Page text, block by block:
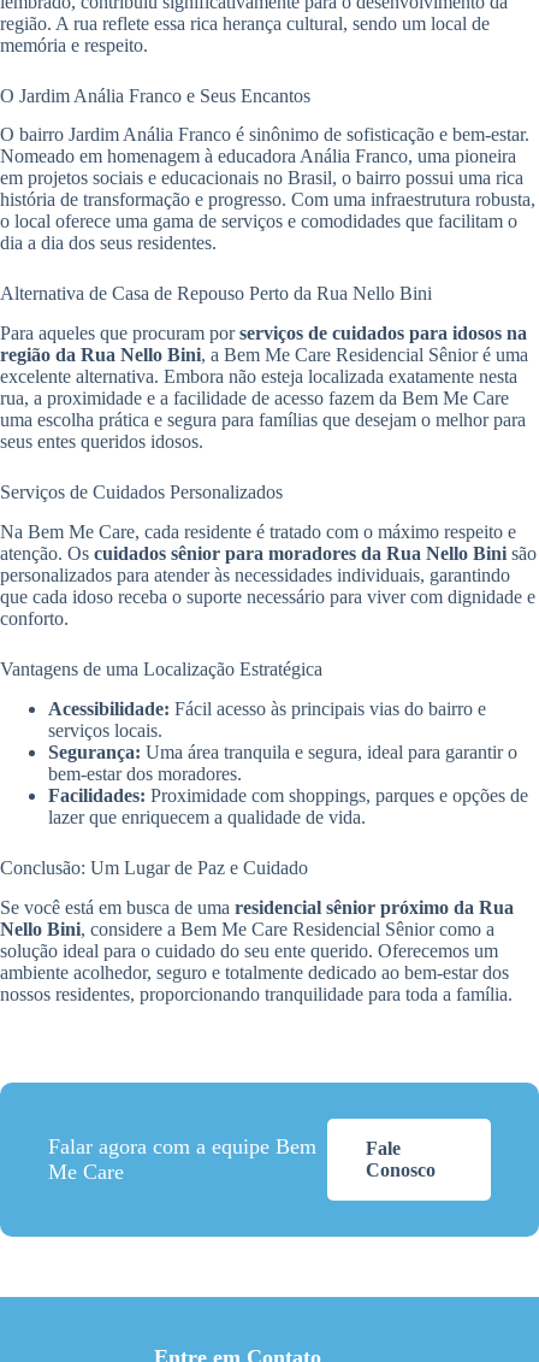
região. A rua reflete essa rica herança cultural, sendo um local de
memória e respeito.
O Jardim Anália Franco e Seus Encantos
O bairro Jardim Anália Franco é sinônimo de sofisticação e bem-estar.
Nomeado em homenagem à educadora Anália Franco, uma pioneira
em projetos sociais e educacionais no Brasil, o bairro possui uma rica
história de transformação e progresso. Com uma infraestrutura robusta,
o local oferece uma gama de serviços e comodidades que facilitam o
dia a dia dos seus residentes.
Alternativa de Casa de Repouso Perto da Rua Nello Bini
Para aqueles que procuram porserviços de cuidados para idosos na
região da Rua Nello Bini, a Bem Me Care Residencial Sênior é uma
excelente alternativa. Embora não esteja localizada exatamente nesta
rua, a proximidade e a facilidade de acesso fazem da Bem Me Care
uma escolha prática e segura para famílias que desejam o melhor para
seus entes queridos idosos.
Serviços de Cuidados Personalizados
Na Bem Me Care, cada residente é tratado com o máximo respeito e
atenção. Os cuidados sênior para moradores da Rua Nello Bini são
personalizados para atender às necessidades individuais, garantindo
que cada idoso receba o suporte necessário para viver com dignidade e
conforto.
Vantagens de uma Localização Estratégica
Acessibilidade: Fácil acesso às principais vias do bairro e
serviços locais.
Segurança: Uma área tranquila e segura, ideal para garantir o
bem-estar dos moradores.
Facilidades: Proximidade com shoppings, parques e opções de
lazer que enriquecem a qualidade de vida.
Conclusão: Um Lugar de Paz e Cuidado
Se você está em busca de uma residencial sênior próximo da Rua
Nello Bini, considere a Bem Me Care Residencial Sênior como a
solução ideal para o cuidado do seu ente querido. Oferecemos um
ambiente acolhedor, seguro e totalmente dedicado ao bem-estar dos
nossos residentes, proporcionando tranquilidade para toda a família.
Falar agora com a equipe Bem
Me Care
Fale
Conosco
Entre em Contato